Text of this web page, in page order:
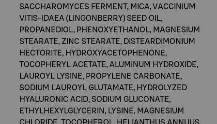
SACCHAROMYCES FERMENT, MICA, VACCINIUM
VITIS-IDAEA (LINGONBERRY) SEED OIL,
PROPANEDIOL, PHENOXYETHANOL, MAGNESIUM
STEARATE, ZINC STEARATE, DISTEARDIMONIUM
HECTORITE, HYDROXYACETOPHENONE,
TOCOPHERYL ACETATE, ALUMINUM HYDROXIDE,
LAUROYL LYSINE, PROPYLENE CARBONATE,
SODIUM LAUROYL GLUTAMATE, HYDROLYZED
HYALURONIC ACID, SODIUM GLUCONATE,
ETHYLHEXYLGLYCERIN, LYSINE, MAGNESIUM
CHLORIDE, TOCOPHEROL, HELIANTHUS ANNUUS